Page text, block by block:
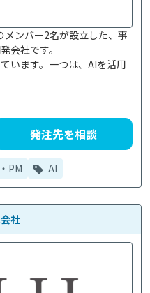
ンバー2名が設立した、事
会社です。
います。一つは、AIを活用
発注先を相談
PM AI
社